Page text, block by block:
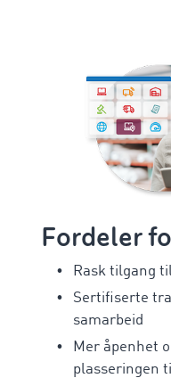
Fordeler
Rask tilgang
Sertifiserte
samarbeid
Mer åpenhet
plasseringen